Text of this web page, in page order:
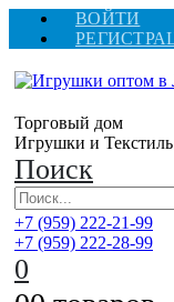
ВОЙТИ
Торговый дом
Игрушки и Текстиль
Поиск
+7 (959) 222-21-99
+7 (959) 222-28-99
0